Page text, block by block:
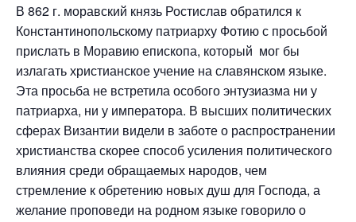
В 862 г. моравский князь Ростислав обратился к
Константинопольскому патриарху Фотию с просьбой
прислать в Моравию епископа, который мог бы
излагать христианское учение на славянском языке.
Эта просьба не встретила особого энтузиазма ни у
патриарха, ни у императора. В высших политических
сферах Византии видели в заботе о распространении
христианства скорее способ усиления политического
влияния среди обращаемых народов, чем
стремление к обретению новых душ для Господа, а
желание проповеди на родном языке говорило о